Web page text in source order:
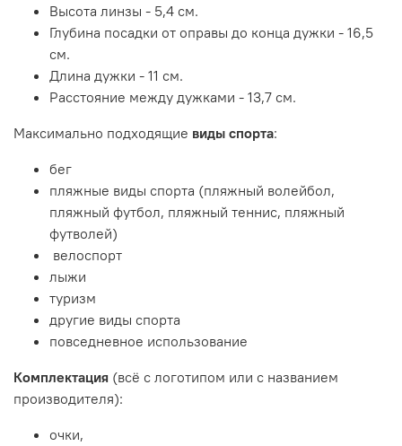
Высота линзы - 5,4 см.
Глубина посадки от оправы до конца дужки - 16,5
см.
Длина дужки - 11 см.
Расстояние между дужками - 13,7 см.
Максимально подходящие виды спорта:
бег
пляжные виды спорта (пляжный волейбол,
пляжный футбол, пляжный теннис, пляжный
футволей)
велоспорт
лыжи
туризм
другие виды спорта
повседневное использование
Комплектация (всё с логотипом или с названием
производителя):
очки,